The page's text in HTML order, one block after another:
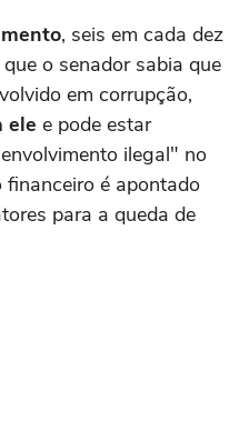
, seis em cada dez
o senador sabia que
em corrupção,
ele e pode estar
ilegal" no
financeiro é apontado
para a queda de